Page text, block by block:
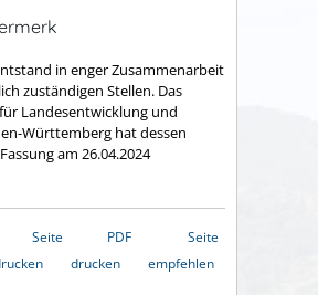
in enger Zusammenarbeit
zuständigen Stellen. Das
Landesentwicklung und
Württemberg hat dessen
am 26.04.2024
Seite
PDF
drucken
Seite
empfehlen